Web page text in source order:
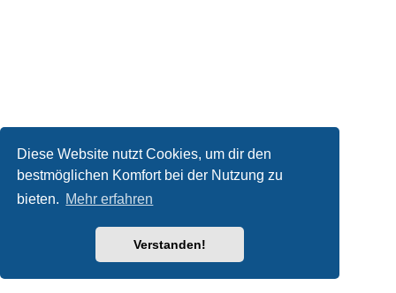
Diese Website nutzt Cookies, um dir den
bestmöglichen Komfort bei der Nutzung zu
bieten. Mehr erfahren
Verstanden!